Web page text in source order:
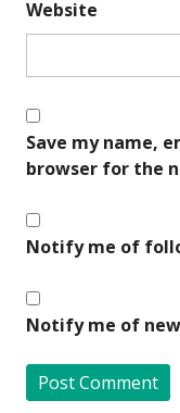
Website
Save my name,
browser for the
Notify me of
Notify me of